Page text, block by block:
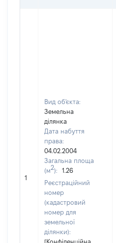
1
Вид об'єкта:
Земельна
ділянка
Дата набуття
права:
04.02.2004
Загальна площа
(м2):
1.26
Реєстраційний
номер
(кадастровий
номер для
земельної
ділянки):
[Конфіденційна